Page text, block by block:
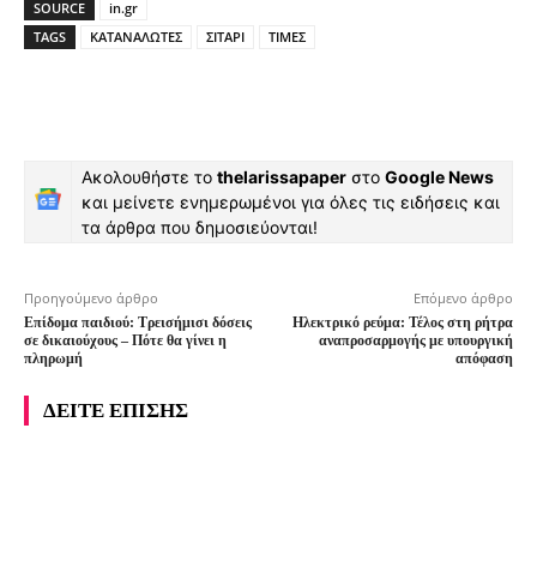
SOURCE
in.gr
TAGS
ΚΑΤΑΝΑΛΩΤΕΣ ΣΙΤΑΡΙ ΤΙΜΕΣ
Ακολουθήστε το thelarissapaper στο Google News
και μείνετε ενημερωμένοι για όλες τις ειδήσεις και
τα άρθρα που δημοσιεύονται!
Προηγούμενο άρθρο
Επίδομα παιδιού: Τρεισήμισι δόσεις
σε δικαιούχους – Πότε θα γίνει η
πληρωμή
Επόμενο άρθρο
Ηλεκτρικό ρεύμα: Τέλος στη ρήτρα
αναπροσαρμογής με υπουργική
απόφαση
ΔΕΙΤΕ ΕΠΙΣΗΣ